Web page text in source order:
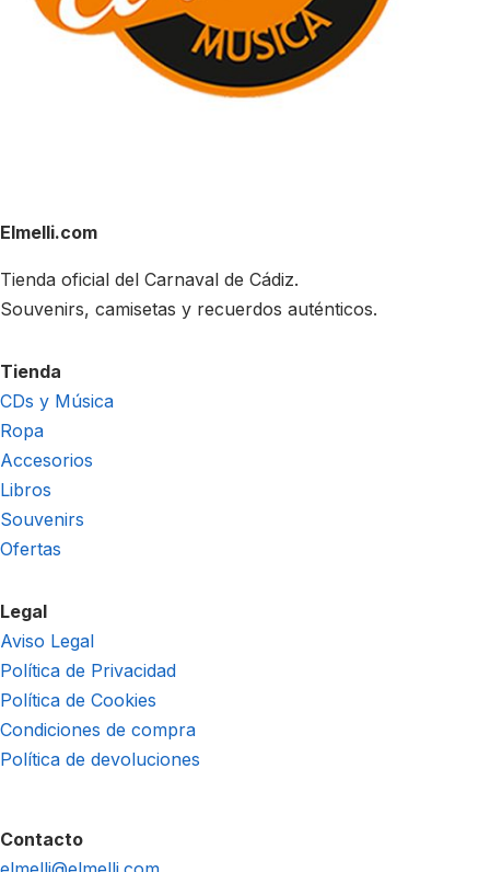
Elmelli.com
Tienda oficial del Carnaval de Cádiz.
Souvenirs, camisetas y recuerdos auténticos.
Tienda
CDs y Música
Ropa
Accesorios
Libros
Souvenirs
Ofertas
Legal
Aviso Legal
Política de Privacidad
Política de Cookies
Condiciones de compra
Política de devoluciones
Contacto